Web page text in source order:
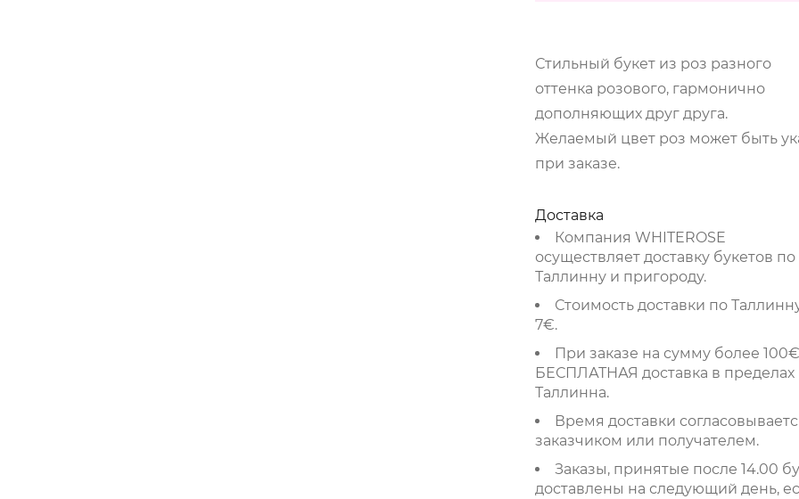
Стильный букет из роз разного
оттенка розового, гармонично
дополняющих друг друга.
Желаемый цвет роз может быть
при заказе.
Доставка
Компания WHITEROSE
осуществляет доставку букетов по
Таллинну и пригороду.
Стоимость доставки по
7€.
При заказе на сумму более
БЕСПЛАТНАЯ доставка в пределах
Таллинна.
Время доставки
заказчиком или получателем.
Заказы, принятые после 14.00
доставлены на следующий день,